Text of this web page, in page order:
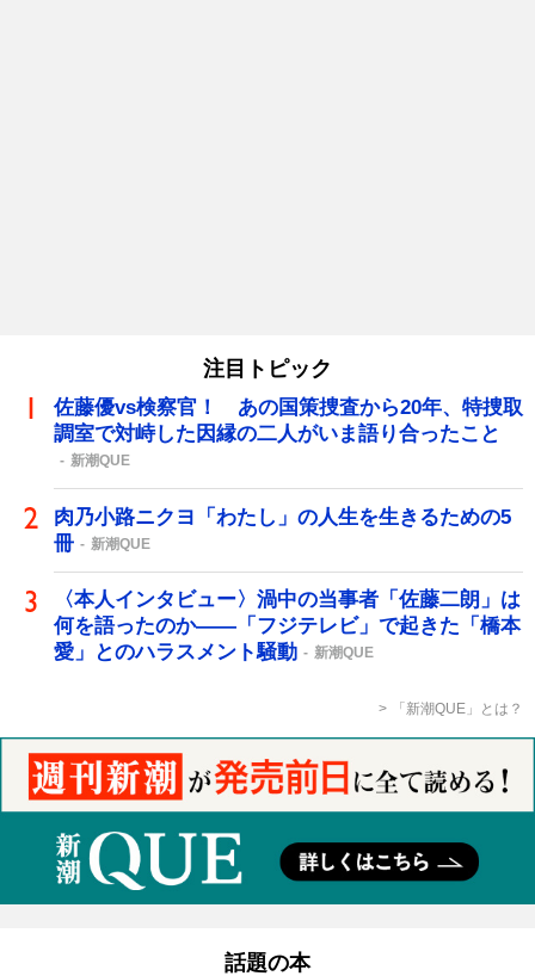
注目トピック
佐藤優vs検察官！ あの国策捜査から20年、特捜取
調室で対峙した因縁の二人がいま語り合ったこと
新潮QUE
肉乃小路ニクヨ「わたし」の人生を生きるための5
冊
新潮QUE
〈本人インタビュー〉渦中の当事者「佐藤二朗」は
何を語ったのか――「フジテレビ」で起きた「橋本
愛」とのハラスメント騒動
新潮QUE
「新潮QUE」とは？
話題の本